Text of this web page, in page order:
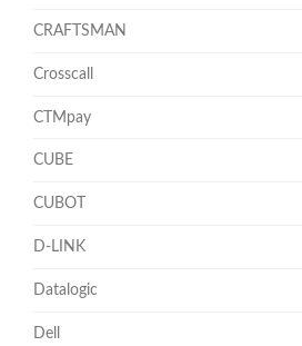
CRAFTSMAN
Crosscall
CTMpay
CUBE
CUBOT
D-LINK
Datalogic
Dell